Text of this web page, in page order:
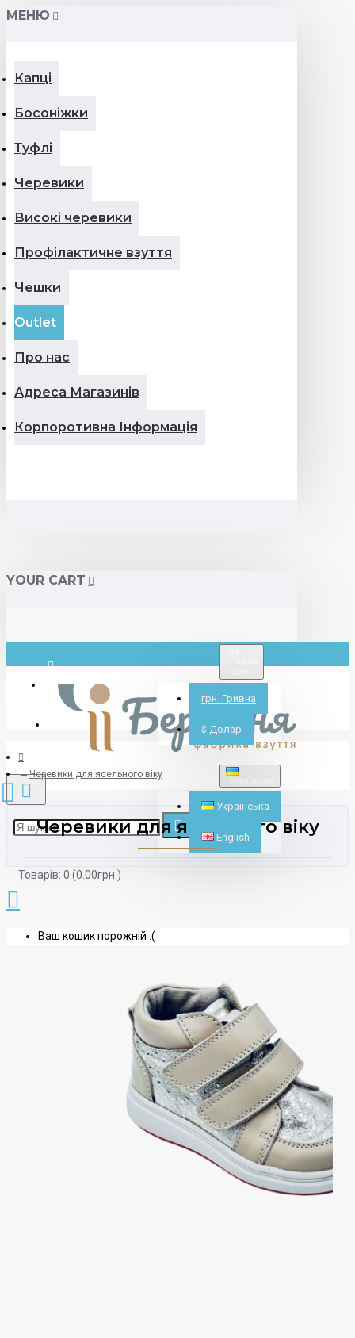
МЕНЮ
Капці
Босоніжки
Туфлі
Черевики
Високі черевики
Профілактичне взуття
Чешки
Outlet
Про нас
Адреса Магазинів
Корпоротивна Інформація
YOUR CART
Вхід
грн. Гривна
$ Долар
Українська
English
Товарів: 0 (0.00грн.)
Ваш кошик порожній :(
Черевики для ясельного віку
Черевики для ясельного віку